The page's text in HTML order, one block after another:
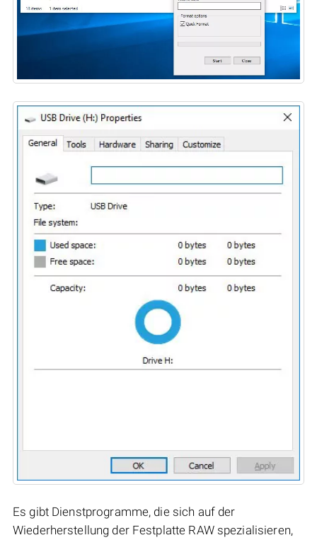
Es gibt Dienstprogramme, die sich auf der
Wiederherstellung der Festplatte RAW spezialisieren,